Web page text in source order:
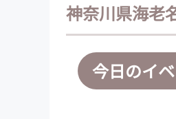
神奈川県海老
今日のイ